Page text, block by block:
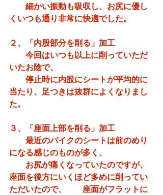
細かい振動も吸収し、お尻に優し
くいつも通り非常に快適でした。
２、「内股部分を削る」加工
今回はいつも以上に削っていただ
いたお陰で、
停止時に内股にシートが平均的に
当たり、足つきは抜群によくなりまし
た。
３、「座面上部を削る」加工
最近のバイクのシートは前のめり
になる感じのものが多く、
お尻が痛くなっていたのですが、
座面を後方にいくほど多めに削ってい
ただいたので、　　座面がフラットに